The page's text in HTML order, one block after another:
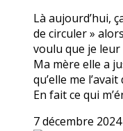
Là aujourd’hui,
de circuler »
voulu que je leur
Ma mère elle a
qu’elle me
En fait ce qui
7 décembre